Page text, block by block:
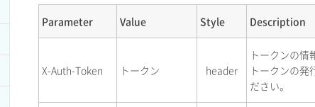
Parameter Value Style Description
X-Auth-Token トークン header
トークンの情
トークンの発
ださい。